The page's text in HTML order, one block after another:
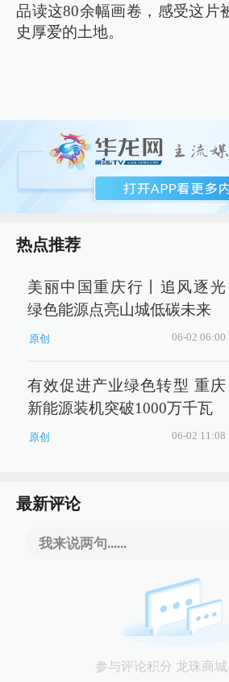
品读这80余幅画卷，感受这片
史厚爱的土地。
热点推荐
美丽中国重庆行丨追风逐光
绿色能源点亮山城低碳未来
原创 06-02 06:00
有效促进产业绿色转型 重庆
新能源装机突破1000万千瓦
原创 06-02 11:08
最新评论
我来说两句......
参与评论积分 龙珠商